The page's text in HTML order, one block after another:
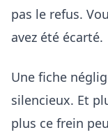
pas le refus.
avez été écarté.
Une fiche
silencieux. Et
plus ce frein